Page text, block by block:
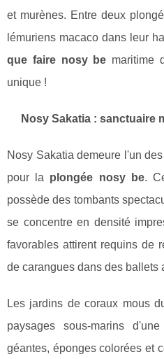
et murènes. Entre deux
lémuriens macaco dans leur
que faire nosy be maritime
unique !
Nosy Sakatia : sanctuaire
Nosy Sakatia demeure l'un
pour la plongée nosy be.
possède des tombants
se concentre en densité
favorables attirent requins de
de carangues dans des ballets
Les jardins de coraux mous
paysages sous-marins
géantes, éponges colorées et